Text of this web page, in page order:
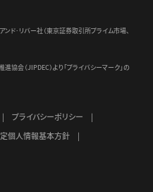
ンド･リバー社（東京証券取引所プライム市場、
協会（JIPDEC）より 「プライバシーマーク」の
プライバシーポリシー
個人情報基本方針